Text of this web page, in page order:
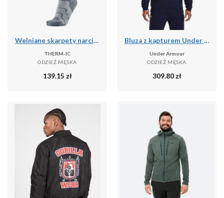
Welniane skarpety narciarski czlowiek Therm-ic Ski Warm wysokosc kolana
THERM-IC
ODZIEŻ MĘSKA
139.15 zł
Bluza z kapturem Under Armour Rival Fleece, Mężczyźni
Under Armour
ODZIEŻ MĘSKA
309.80zł